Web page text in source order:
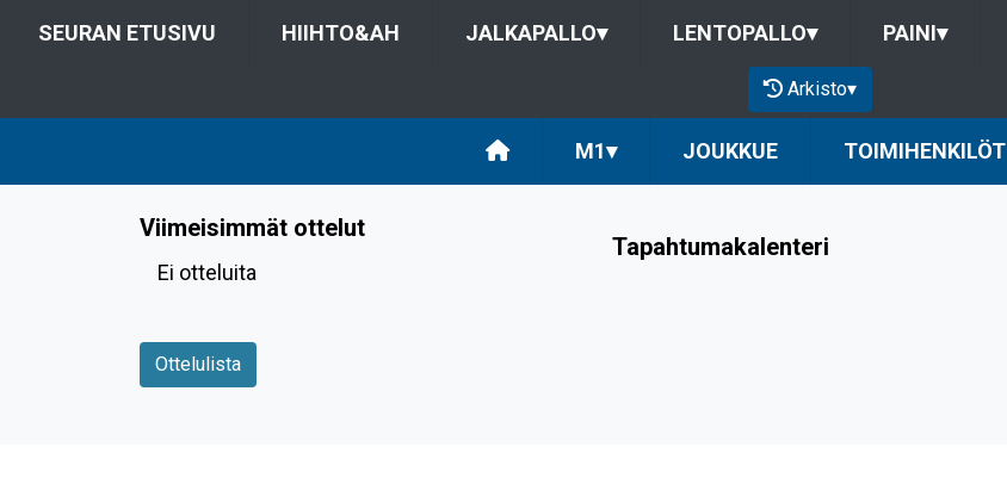
SEURAN ETUSIVU HIIHTO&AH JALKAPALLO▾ LENTOPALLO▾ PAINI▾
Arkisto▾
M1▾ JOUKKUE TOIMIHENKILÖT
Viimeisimmät ottelut
Ei otteluita
Ottelulista
Tapahtumakalenteri